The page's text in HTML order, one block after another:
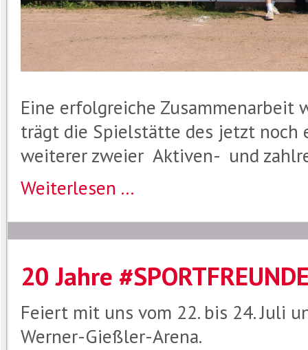
Eine erfolgreiche
trägt die Spielstätte des jetzt noch
weiterer zweier Aktiven- und
Weiterlesen ...
20 Jahre
Feiert mit uns vom 22. bis 24. Juli
Werner-Gießler-Arena.